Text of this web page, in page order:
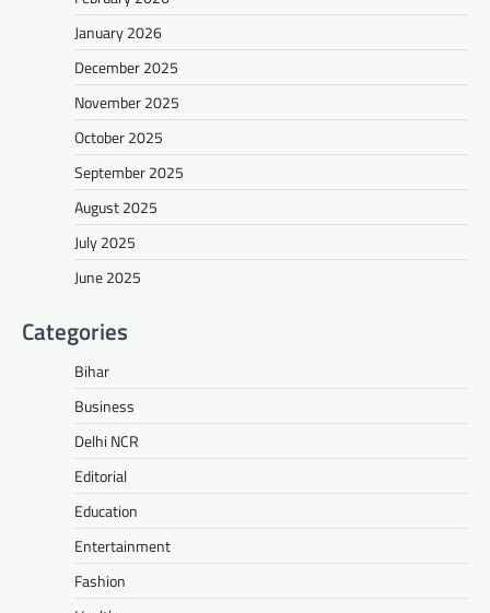
January 2026
December 2025
November 2025
October 2025
September 2025
August 2025
July 2025
June 2025
Categories
Bihar
Business
Delhi NCR
Editorial
Education
Entertainment
Fashion